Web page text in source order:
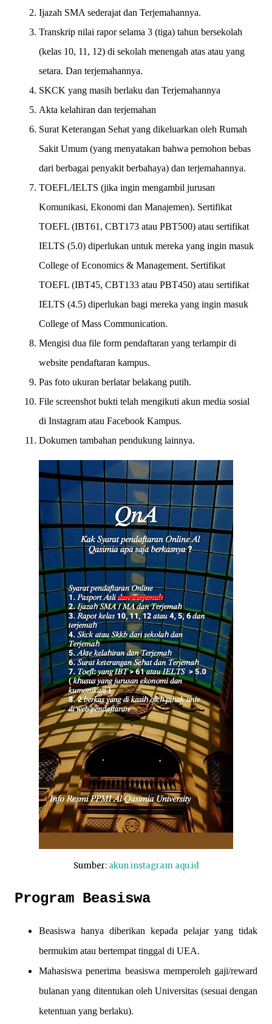
Ijazah SMA sederajat dan Terjemahannya.
Transkrip nilai rapor selama 3 (tiga) tahun bersekolah
(kelas 10, 11, 12) di sekolah menengah atas atau yang
setara. Dan terjemahannya.
SKCK yang masih berlaku dan Terjemahannya
Akta kelahiran dan terjemahan
Surat Keterangan Sehat yang dikeluarkan oleh Rumah
Sakit Umum (yang menyatakan bahwa pemohon bebas
dari berbagai penyakit berbahaya) dan terjemahannya.
TOEFL/IELTS (jika ingin mengambil jurusan
Komunikasi, Ekonomi dan Manajemen). Sertifikat
TOEFL (IBT61, CBT173 atau PBT500) atau sertifikat
IELTS (5.0) diperlukan untuk mereka yang ingin masuk
College of Economics & Management. Sertifikat
TOEFL (IBT45, CBT133 atau PBT450) atau sertifikat
IELTS (4.5) diperlukan bagi mereka yang ingin masuk
College of Mass Communication.
Mengisi dua file form pendaftaran yang terlampir di
website pendaftaran kampus.
Pas foto ukuran berlatar belakang putih.
File screenshot bukti telah mengikuti akun media sosial
di Instagram atau Facebook Kampus.
Dokumen tambahan pendukung lainnya.
Sumber: akun instagram aqu.id
Program Beasiswa
Beasiswa hanya diberikan kepada pelajar yang tidak
bermukim atau bertempat tinggal di UEA.
Mahasiswa penerima beasiswa memperoleh gaji/reward
bulanan yang ditentukan oleh Universitas (sesuai dengan
ketentuan yang berlaku).